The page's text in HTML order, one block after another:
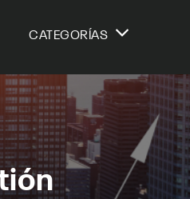
CATEGORÍAS